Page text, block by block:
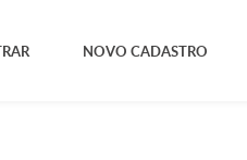
NOVO CADASTRO